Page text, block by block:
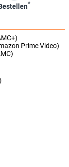
*
Prime Video)